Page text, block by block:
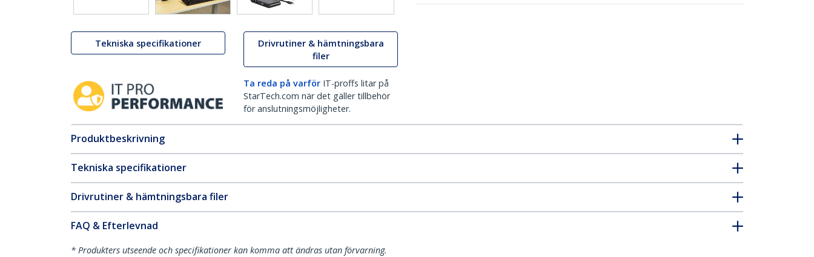
Tekniska specifikationer
Drivrutiner & hämtningsbara
filer
Ta reda på varför IT-proffs litar på
StarTech.com när det gäller tillbehör
för anslutningsmöjligheter.
Produktbeskrivning
Tekniska specifikationer
Drivrutiner & hämtningsbara filer
FAQ & Efterlevnad
* Produkters utseende och specifikationer kan komma att ändras utan förvarning.